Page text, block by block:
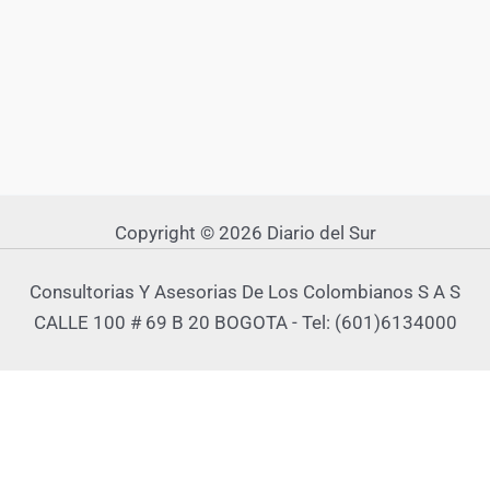
Copyright © 2026 Diario del Sur
Consultorias Y Asesorias De Los Colombianos S A S
CALLE 100 # 69 B 20 BOGOTA - Tel: (601)6134000